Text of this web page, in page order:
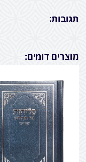
תגובות:
מוצרים דומים: